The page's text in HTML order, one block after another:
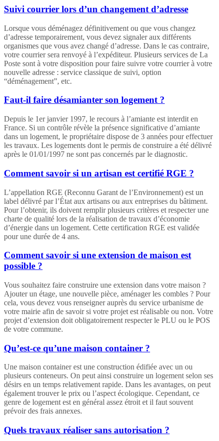
Suivi courrier lors d’un changement d’adresse
Lorsque vous déménagez définitivement ou que vous changez
d’adresse temporairement, vous devez signaler aux différents
organismes que vous avez changé d’adresse. Dans le cas contraire,
votre courrier sera renvoyé à l’expéditeur. Plusieurs services de La
Poste sont à votre disposition pour faire suivre votre courrier à votre
nouvelle adresse : service classique de suivi, option
“déménagement”, etc.
Faut-il faire désamianter son logement ?
Depuis le 1er janvier 1997, le recours à l’amiante est interdit en
France. Si un contrôle révèle la présence significative d’amiante
dans un logement, le propriétaire dispose de 3 années pour effectuer
les travaux. Les logements dont le permis de construire a été délivré
après le 01/01/1997 ne sont pas concernés par le diagnostic.
Comment savoir si un artisan est certifié RGE ?
L’appellation RGE (Reconnu Garant de l’Environnement) est un
label délivré par l’État aux artisans ou aux entreprises du bâtiment.
Pour l’obtenir, ils doivent remplir plusieurs critères et respecter une
charte de qualité lors de la réalisation de travaux d’économie
d’énergie dans un logement. Cette certification RGE est validée
pour une durée de 4 ans.
Comment savoir si une extension de maison est
possible ?
Vous souhaitez faire construire une extension dans votre maison ?
Ajouter un étage, une nouvelle pièce, aménager les combles ? Pour
cela, vous devez vous renseigner auprès du service urbanisme de
votre mairie afin de savoir si votre projet est réalisable ou non. Votre
projet d’extension doit obligatoirement respecter le PLU ou le POS
de votre commune.
Qu’est-ce qu’une maison container ?
Une maison container est une construction édifiée avec un ou
plusieurs conteneurs. On peut ainsi construire un logement selon ses
désirs en un temps relativement rapide. Dans les avantages, on peut
également trouver le prix ou l’aspect écologique. Cependant, ce
genre de logement est en général assez étroit et il faut souvent
prévoir des frais annexes.
Quels travaux réaliser sans autorisation ?